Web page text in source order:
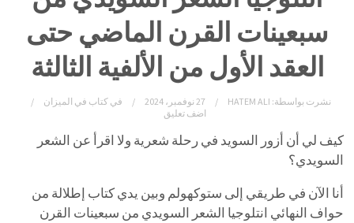
سبعينات القرن الماضي حتى
العقد الأول من الألفية الثالثة
نشرت بواسطة: HATEM ALI 27 نوفمبر، 2024 في كتاب في الميزان
اضف تعليق
كيف لي أن أزور السويد في رحلة شعرية ولا اقرأ عن الشعر
السويدي؟
أنا الآن في طريقي إلى ستوكهولم وبين يدي كتاب إطلالة من
حواف النهائي انتلوجيا الشعر السويدي من سبعينات القرن